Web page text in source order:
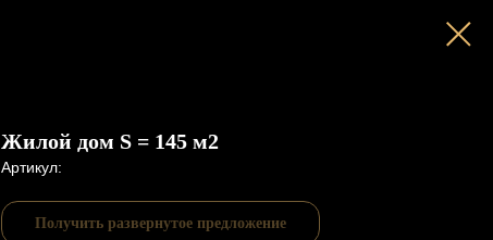
Жилой дом S = 145 м2
Артикул:
Получить развернутое предложение